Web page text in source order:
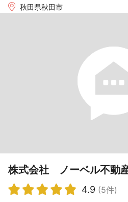
秋田県秋田市
株式会社 ノーベル不動
4.9 (5件)